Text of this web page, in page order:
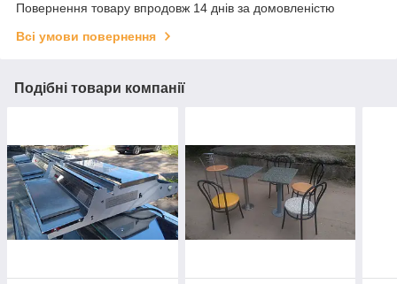
Повернення товару впродовж 14 днів за домовленістю
Всі умови повернення
Подібні товари компанії